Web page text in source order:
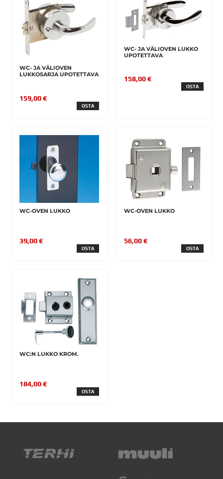
WC- JA VÄLIOVEN
LUKKOSARJA UPOTETTAVA
159,00 €
OSTA
WC- JA VÄLIOVEN LUKKO
UPOTETTAVA
158,00 €
OSTA
WC-OVEN LUKKO
39,00 €
OSTA
WC-OVEN LUKKO
56,00 €
OSTA
WC:N LUKKO KROM.
184,00 €
OSTA